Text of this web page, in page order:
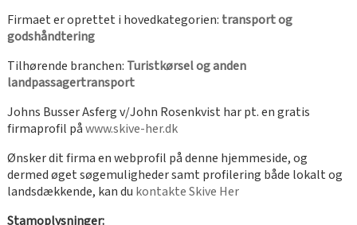
Firmaet er oprettet i hovedkategorien: transport og
godshåndtering
Tilhørende branchen: Turistkørsel og anden
landpassagertransport
Johns Busser Asferg v/John Rosenkvist har pt. en gratis
firmaprofil påwww.skive-her.dk
Ønsker dit firma en webprofil på denne hjemmeside, og
dermed øget søgemuligheder samt profilering både lokalt og
landsdækkende, kan du kontakte Skive Her
Stamoplysninger: